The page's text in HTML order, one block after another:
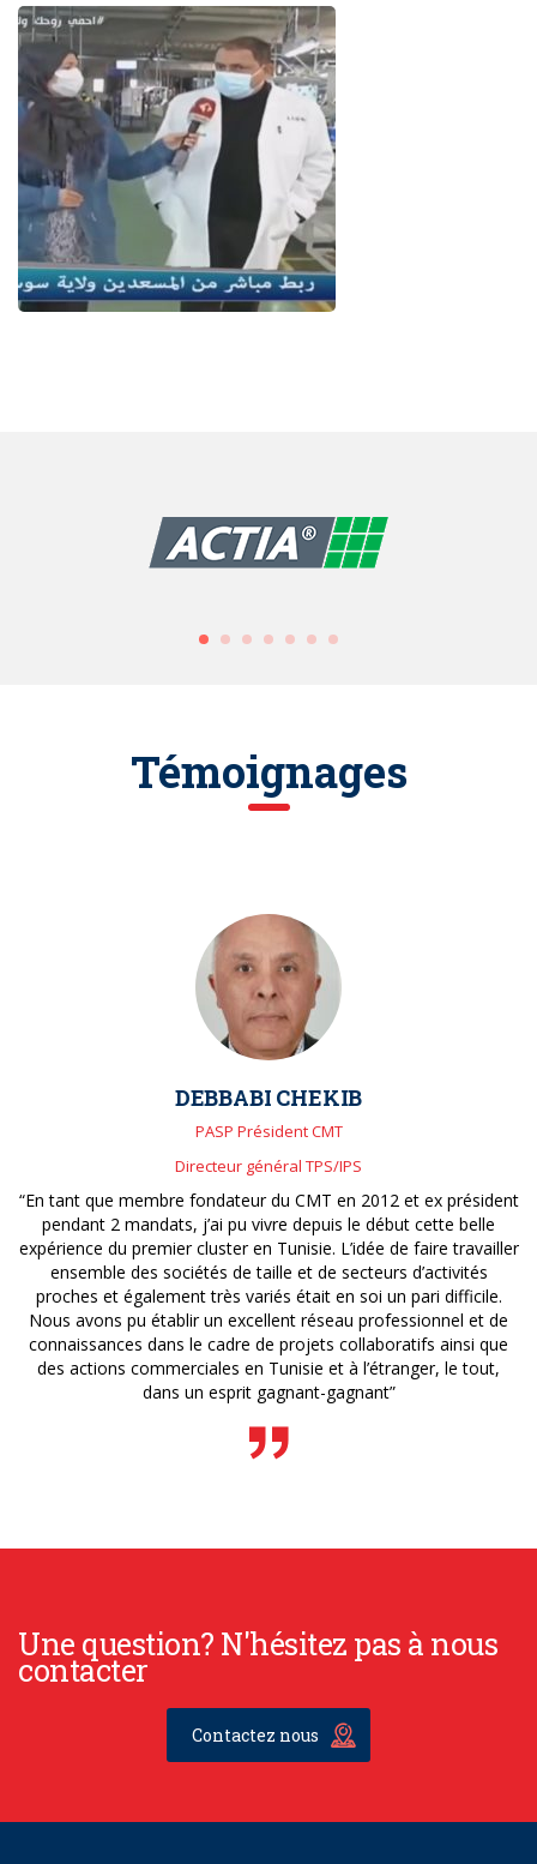
Témoignages
DEBBABI CHEKIB
PASP Président CMT
Directeur général TPS/IPS
“En tant que membre fondateur du CMT en 2012 et ex président
pendant 2 mandats, j’ai pu vivre depuis le début cette belle
expérience du premier cluster en Tunisie. L’idée de faire travailler
ensemble des sociétés de taille et de secteurs d’activités
proches et également très variés était en soi un pari difficile.
Nous avons pu établir un excellent réseau professionnel et de
connaissances dans le cadre de projets collaboratifs ainsi que
des actions commerciales en Tunisie et à l’étranger, le tout,
dans un esprit gagnant-gagnant”
Une question? N'hésitez pas à nous
contacter
Contactez nous